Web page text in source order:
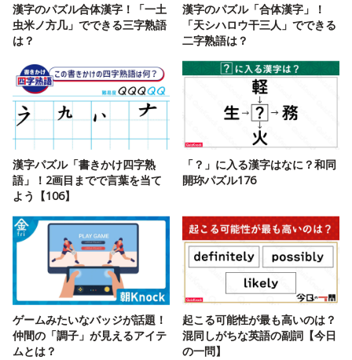
漢字のパズル合体漢字！「一土
虫米ノ方几」でできる三字熟語
は？
漢字のパズル「合体漢字」！
「天シハロウ干三人」でできる
二字熟語は？
漢字パズル「書きかけ四字熟
語」！2画目までで言葉を当て
よう【106】
「？」に入る漢字はなに？和同
開珎パズル176
ゲームみたいなバッジが話題！
仲間の「調子」が見えるアイテ
ムとは？
起こる可能性が最も高いのは？
混同しがちな英語の副詞【今日
の一問】